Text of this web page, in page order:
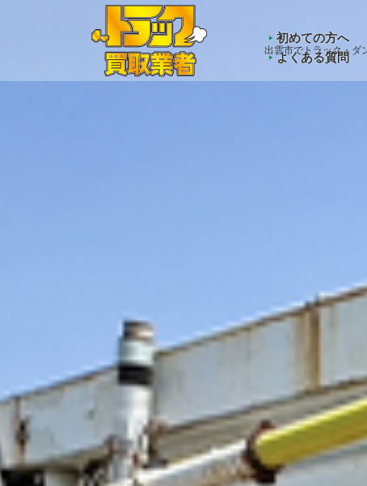
: Undefined array key "HTTP_ACCEPT_LANGUAGE"
出雲市でトラック・ダ
初めての方へ
よくある質問